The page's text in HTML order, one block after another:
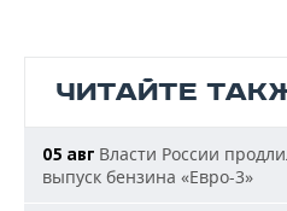
ЧИТАЙТЕ
05 авг Власти России
выпуск бензина «Евро-3»